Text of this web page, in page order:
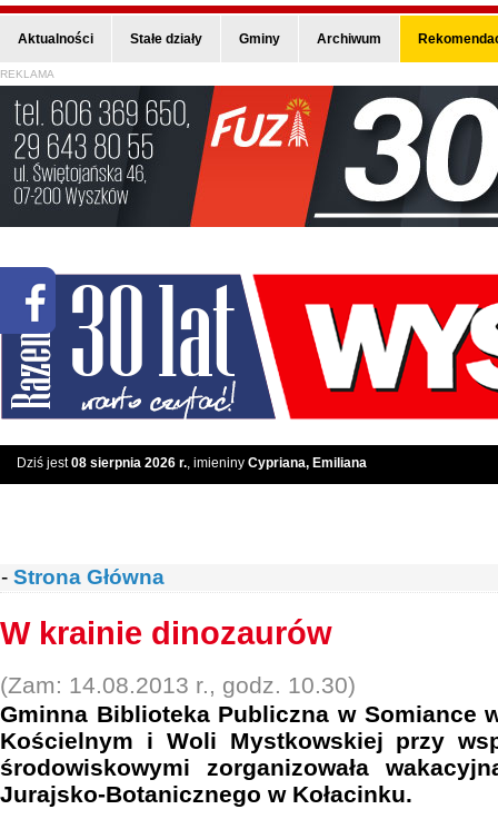
Aktualności Stałe działy Gminy Archiwum
REKLAMA
Dziś jest08 sierpnia 2026 r., imieniny Cypriana, Emiliana
- Strona Główna
W krainie dinozaurów
(Zam: 14.08.2013 r., godz. 10.30)
Gminna Biblioteka Publiczna w Somiance
Kościelnym i Woli Mystkowskiej przy
środowiskowymi zorganizowała
Jurajsko-Botanicznego w Kołacinku.